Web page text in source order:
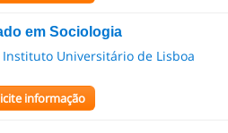
em Sociologia
Instituto Universitário de Lisboa
informação